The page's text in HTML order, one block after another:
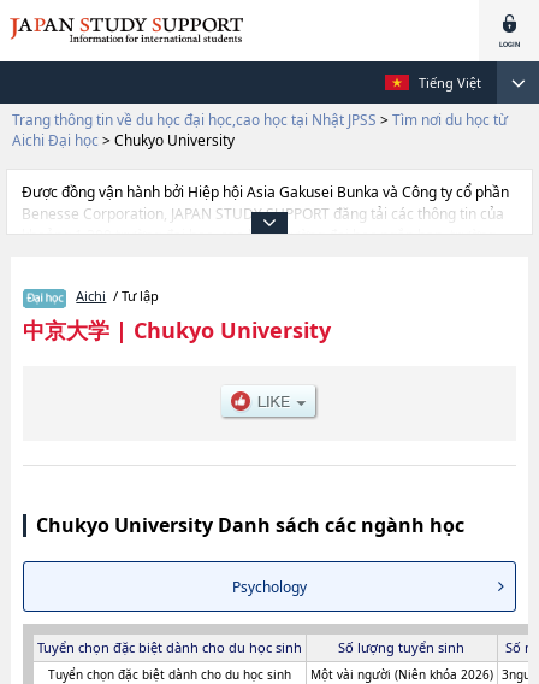
Tiếng Việt
Trang thông tin về du học đại học,cao học tại Nhật JPSS > Tìm nơi du học từ
Aichi Đại học > Chukyo University
Được đồng vận hành bởi Hiệp hội Asia Gakusei Bunka và Công ty cổ phần
Benesse Corporation, JAPAN STUDY SUPPORT đăng tải các thông tin của
khoảng 1.300 trường đại học, cao học, trường đại học ngắn hạn, trường
cần thiết dành cho du học sinh, như là về các Ngành
PsychologyhoặcNgành Contemporary SociologyhoặcNgành
LawhoặcNgành EconomicshoặcNgành ManagementhoặcNgành Policｙ
SciencehoặcNgành Global Studies (Global Liberal Studies), thông tin về
từng ngành học, thông tin liên quan đến thi tuyển như số lượng tuyển sinh,
Aichi / Tư lập
中京大学| Chukyo University
Chukyo University Danh sách các ngành học
Psychology
Tuyển chọn đặc biệt dành cho du học sinh Số lượng tuyển sinh Số
Tuyển chọn đặc biệt dành cho du học sinh Một vài người (Niên khóa 2026)